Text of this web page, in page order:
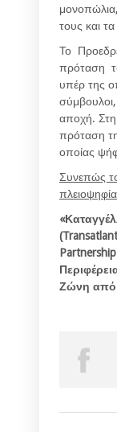
τους και
Το
πρόταση
υπέρ της
αποχή. Στη
πρόταση
οποίας
Συνεπώς
Ζώνη από